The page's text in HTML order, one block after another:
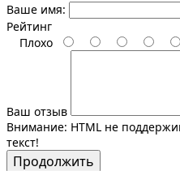
Ваше имя:
Рейтинг
Плохо
Ваш отзыв
Внимание: HTML не
текст!
Продолжить